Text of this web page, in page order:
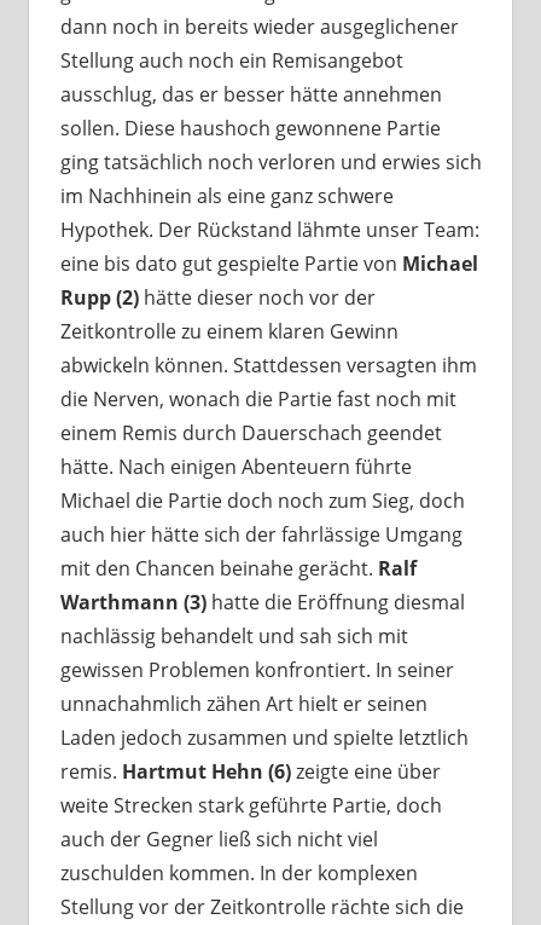
dann noch in bereits wieder ausgeglichener
Stellung auch noch ein Remisangebot
ausschlug, das er besser hätte annehmen
sollen. Diese haushoch gewonnene Partie
ging tatsächlich noch verloren und erwies sich
im Nachhinein als eine ganz schwere
Hypothek. Der Rückstand lähmte unser Team:
eine bis dato gut gespielte Partie von Michael
Rupp (2)hätte dieser noch vor der
Zeitkontrolle zu einem klaren Gewinn
abwickeln können. Stattdessen versagten ihm
die Nerven, wonach die Partie fast noch mit
einem Remis durch Dauerschach geendet
hätte. Nach einigen Abenteuern führte
Michael die Partie doch noch zum Sieg, doch
auch hier hätte sich der fahrlässige Umgang
mit den Chancen beinahe gerächt. Ralf
Warthmann (3) hatte die Eröffnung diesmal
nachlässig behandelt und sah sich mit
gewissen Problemen konfrontiert. In seiner
unnachahmlich zähen Art hielt er seinen
Laden jedoch zusammen und spielte letztlich
remis. Hartmut Hehn (6)zeigte eine über
weite Strecken stark geführte Partie, doch
auch der Gegner ließ sich nicht viel
zuschulden kommen. In der komplexen
Stellung vor der Zeitkontrolle rächte sich die